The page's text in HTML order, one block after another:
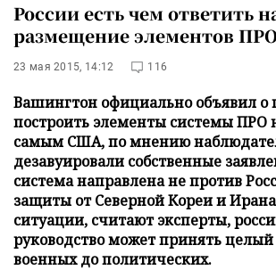
России есть чем ответить
размещение элементов
23 мая 2015, 14:12 116
Вашингтон официально объявил о
построить элементы системы ПРО
самым США, по мнению
дезавуировали собственные
система направлена не против
защиты от Северной Кореи и
ситуации, считают эксперты,
руководство может принять
военных до политических.